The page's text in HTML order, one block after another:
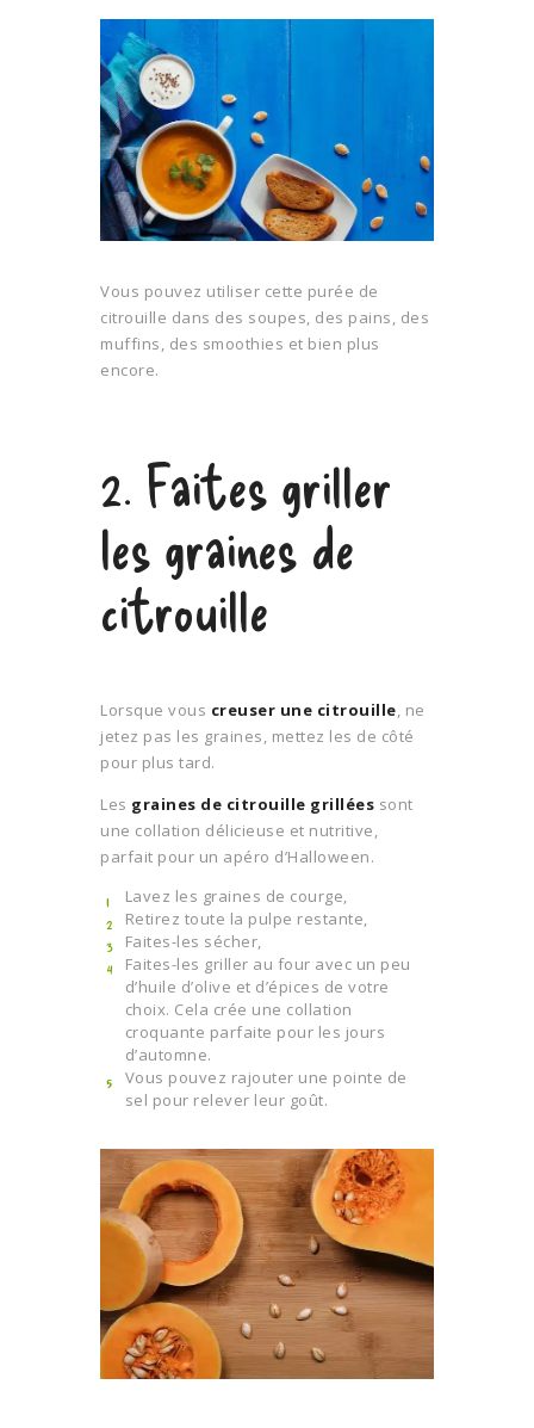
Vous pouvez utiliser cette purée de
citrouille dans des soupes, des pains, des
muffins, des smoothies et bien plus
encore.
2. Faites griller
les graines de
citrouille
Lorsque vous creuser une citrouille, ne
jetez pas les graines, mettez les de côté
pour plus tard.
Les graines de citrouille grillées sont
une collation délicieuse et nutritive,
parfait pour un apéro d’Halloween.
Lavez les graines de courge,
Retirez toute la pulpe restante,
Faites-les sécher,
Faites-les griller au four avec un peu
d’huile d’olive et d’épices de votre
choix. Cela crée une collation
croquante parfaite pour les jours
d’automne.
Vous pouvez rajouter une pointe de
sel pour relever leur goût.